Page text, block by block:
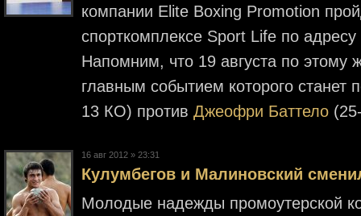
компании Elite Boxing Promotion
спорткомплексе Sport Life по
Напомним, что 19 августа по этому
главным событием которого станет
13 КО) против Джеофри Баттело
16 авг 2012 » 23:31
Кулумбегов и Малиновский
Молодые надежды промоутерской